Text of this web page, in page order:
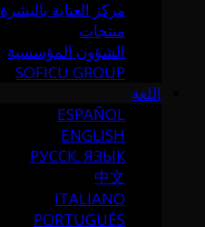
مركز العناية بالبشرة
منتجات
الشؤون المؤسسية
SOFICU GROUP
اللغة
ESPAÑOL
ENGLISH
РУССК. ЯЗЫК
中文
ITALIANO
PORTUGUÉS